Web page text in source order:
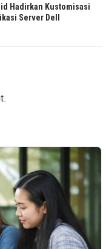
Hadirkan Kustomisasi
Server Dell